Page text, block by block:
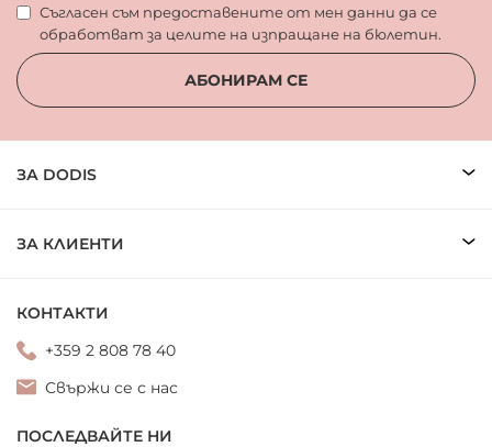
Съгласен съм предоставените от мен данни да се
обработват за целите на изпращане на бюлетин.
АБОНИРАМ СЕ
ЗА DODIS
ЗА КЛИЕНТИ
КОНТАКТИ
+359 2 808 78 40
Свържи се с нас
ПОСЛЕДВАЙТЕ НИ